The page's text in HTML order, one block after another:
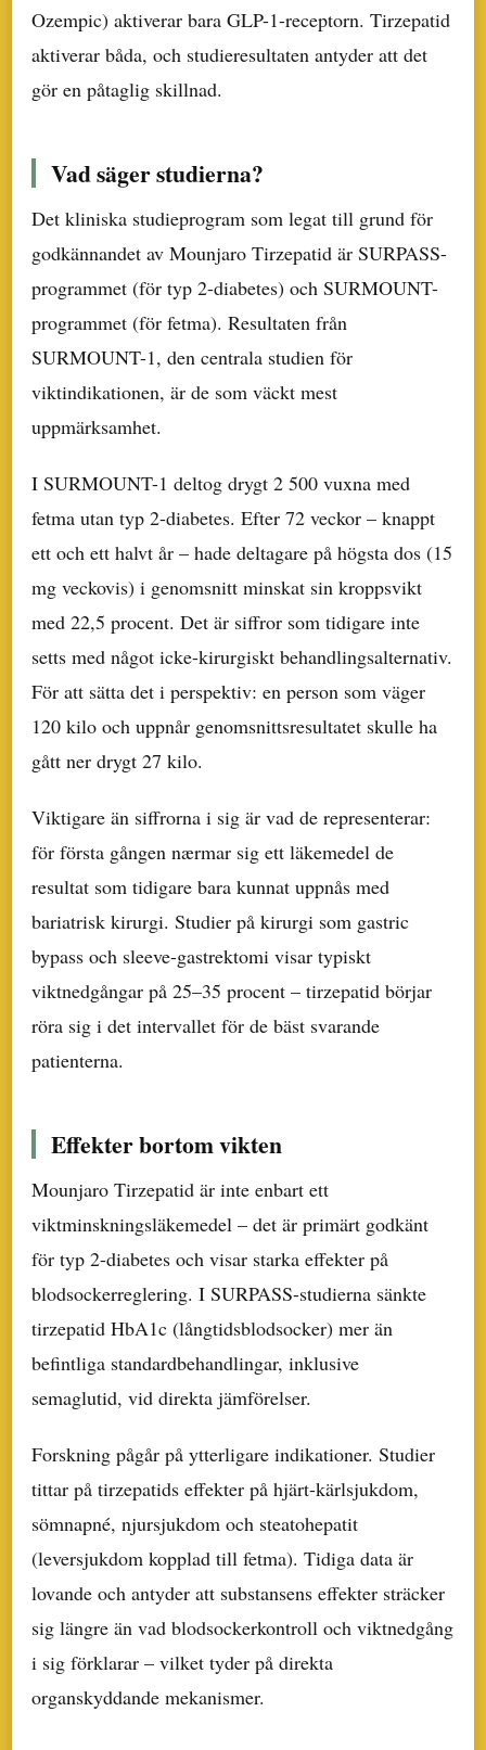
Ozempic) aktiverar bara GLP-1-receptorn. Tirzepatid
aktiverar båda, och studieresultaten antyder att det
gör en påtaglig skillnad.
Vad säger studierna?
Det kliniska studieprogram som legat till grund för
godkännandet av Mounjaro Tirzepatid är SURPASS-
programmet (för typ 2-diabetes) och SURMOUNT-
programmet (för fetma). Resultaten från
SURMOUNT-1, den centrala studien för
viktindikationen, är de som väckt mest
uppmärksamhet.
I SURMOUNT-1 deltog drygt 2 500 vuxna med
fetma utan typ 2-diabetes. Efter 72 veckor – knappt
ett och ett halvt år – hade deltagare på högsta dos (15
mg veckovis) i genomsnitt minskat sin kroppsvikt
med 22,5 procent. Det är siffror som tidigare inte
setts med något icke-kirurgiskt behandlingsalternativ.
För att sätta det i perspektiv: en person som väger
120 kilo och uppnår genomsnittsresultatet skulle ha
gått ner drygt 27 kilo.
Viktigare än siffrorna i sig är vad de representerar:
för första gången nærmar sig ett läkemedel de
resultat som tidigare bara kunnat uppnås med
bariatrisk kirurgi. Studier på kirurgi som gastric
bypass och sleeve-gastrektomi visar typiskt
viktnedgångar på 25–35 procent – tirzepatid börjar
röra sig i det intervallet för de bäst svarande
patienterna.
Effekter bortom vikten
Mounjaro Tirzepatid är inte enbart ett
viktminskningsläkemedel – det är primärt godkänt
för typ 2-diabetes och visar starka effekter på
blodsockerreglering. I SURPASS-studierna sänkte
tirzepatid HbA1c (långtidsblodsocker) mer än
befintliga standardbehandlingar, inklusive
semaglutid, vid direkta jämförelser.
Forskning pågår på ytterligare indikationer. Studier
tittar på tirzepatids effekter på hjärt-kärlsjukdom,
sömnapné, njursjukdom och steatohepatit
(leversjukdom kopplad till fetma). Tidiga data är
lovande och antyder att substansens effekter sträcker
sig längre än vad blodsockerkontroll och viktnedgång
i sig förklarar – vilket tyder på direkta
organskyddande mekanismer.